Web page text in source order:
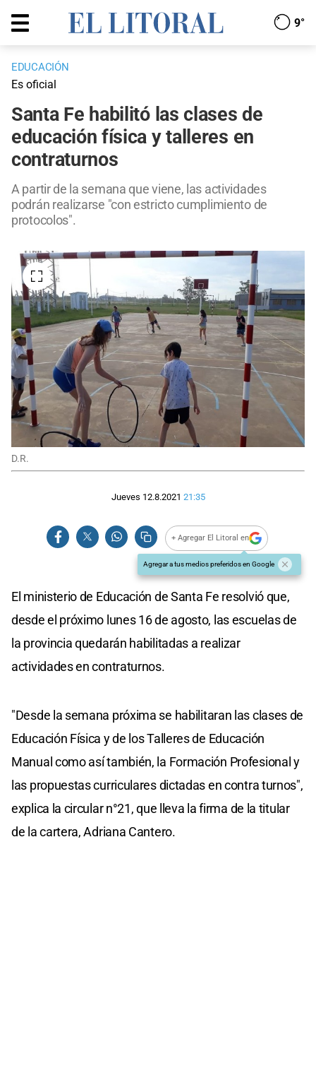
9°
EDUCACIÓN
Es oficial
Santa Fe habilitó las clases de
educación física y talleres en
contraturnos
A partir de la semana que viene, las actividades
podrán realizarse "con estricto cumplimiento de
protocolos".
D.R.
Jueves 12.8.2021 21:35
+ Agregar El Litoral en
Agregar a tus medios preferidos en Google
El ministerio de Educación de Santa Fe resolvió que,
desde el próximo lunes 16 de agosto, las escuelas de
la provincia quedarán habilitadas a realizar
actividades en contraturnos.
"Desde la semana próxima se habilitaran las clases de
Educación Física y de los Talleres de Educación
Manual como así también, la Formación Profesional y
las propuestas curriculares dictadas en contra turnos",
explica la circular n°21, que lleva la firma de la titular
de la cartera, Adriana Cantero.